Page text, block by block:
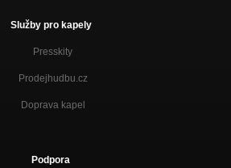
Služby pro kapely
Presskity
Prodejhudbu.cz
Doprava kapel
Podpora